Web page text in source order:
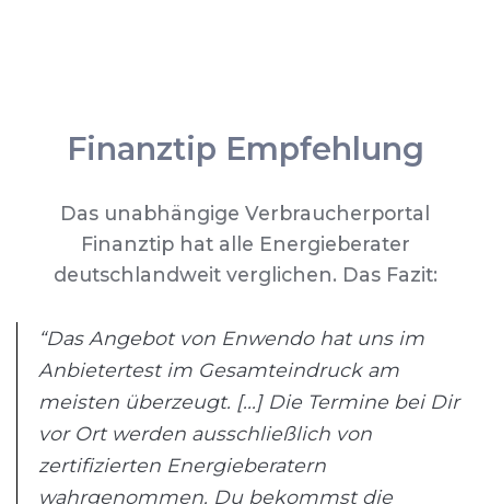
Finanztip Empfehlung
Das unabhängige Verbraucherportal
Finanztip hat alle Energieberater
deutschlandweit verglichen. Das Fazit:
“Das Angebot von Enwendo hat uns im
Anbietertest im Gesamteindruck am
meisten überzeugt. [...] Die Termine bei Dir
vor Ort werden ausschließlich von
zertifizierten Energieberatern
wahrgenommen. Du bekommst die